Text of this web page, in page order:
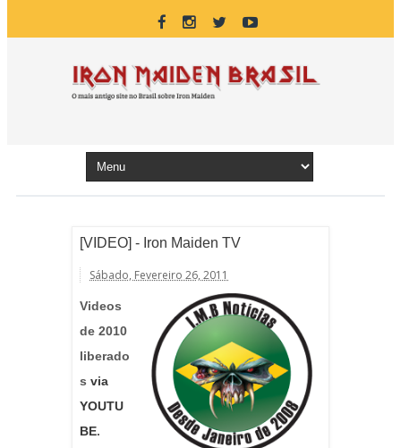
[VIDEO] - Iron Maiden TV
Sábado, Fevereiro 26, 2011
Videos
de 2010
liberado
s via
YOUTU
BE.